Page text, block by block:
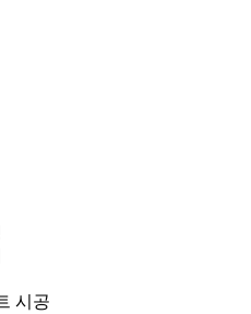
시공